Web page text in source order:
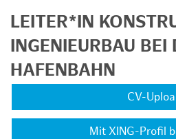
LEITER*IN
INGENIEURBAU BEI
HAFENBAHN
CV-
Mit XING-Profil